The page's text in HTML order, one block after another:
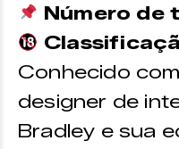
Número de
Conhecido
designer de
Bradley e sua